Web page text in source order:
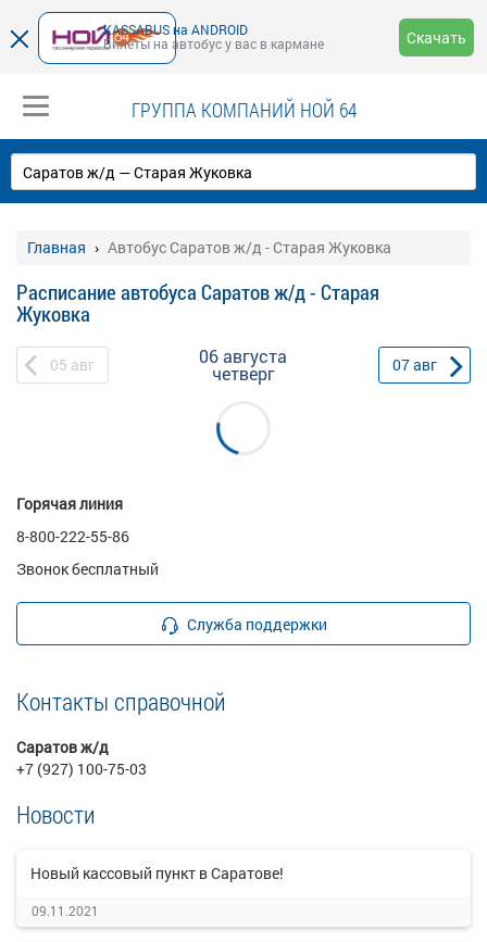
KASSABUS на ANDROID
Билеты на автобус у вас в кармане
Скачать
ГРУППА КОМПАНИЙ НОЙ 64
Главная Автобус Саратов ж/д - Старая Жуковка
Расписание автобуса Саратов ж/д - Старая
Жуковка
05 авг 06 августа
четверг 07авг
Горячая линия
8-800-222-55-86
Звонок бесплатный
Служба поддержки
Контакты справочной
Саратов ж/д
+7 (927) 100-75-03
Новости
Новый кассовый пункт в Саратове!
09.11.2021